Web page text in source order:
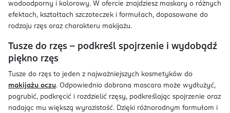
wodoodporny i kolorowy. W ofercie znajdziesz maskary o różnych
efektach, kształtach szczoteczek i formułach, dopasowane do
rodzaju rzęs oraz charakteru makijażu.
Tusze do rzęs – podkreśl spojrzenie i wydobądź
piękno rzęs
Tusze do rzęs to jeden z najważniejszych kosmetyków do
makijażu oczu. Odpowiednio dobrana mascara może wydłużyć,
pogrubić, podkręcić i rozdzielić rzęsy, podkreślając spojrzenie oraz
nadając mu większą wyrazistość. Dzięki różnorodnym formułom i